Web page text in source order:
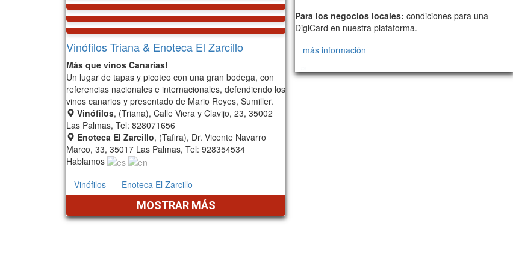
Vinófilos Triana & Enoteca El Zarcillo
Más que vinos Canarias!
Un lugar de tapas y picoteo con una gran bodega, con
referencias nacionales e internacionales, defendiendo los
vinos canarios y presentado de Mario Reyes, Sumiller.
Vinófilos, (Triana), Calle Viera y Clavijo, 23, 35002
Las Palmas, Tel: 828071656
Enoteca El Zarcillo, (Tafira), Dr. Vicente Navarro
Marco, 33, 35017 Las Palmas, Tel: 928354534
Hablamos
Vinófilos
Enoteca El Zarcillo
MOSTRAR MÁS
Para los negocios locales: condiciones para una
DigiCard en nuestra plataforma.
más información